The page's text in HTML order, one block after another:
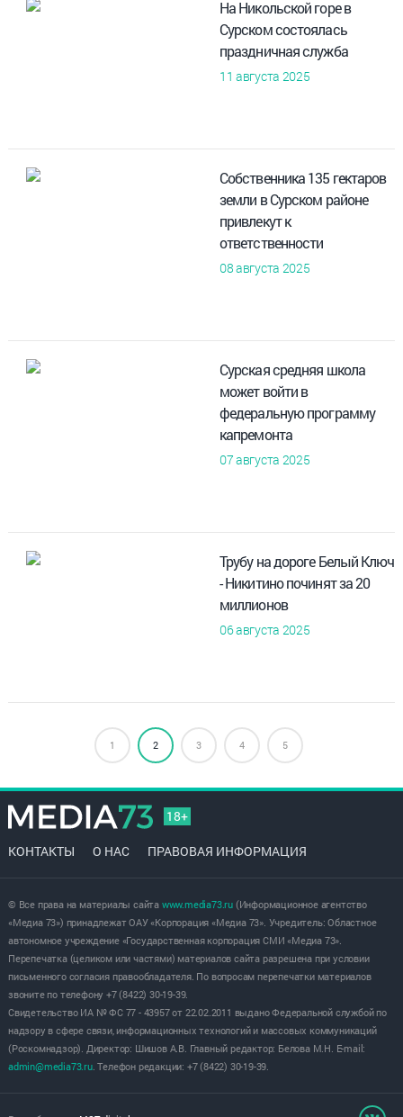
На Никольской горе в
Сурском состоялась
праздничная служба
11 августа 2025
Собственника 135 гектаров
земли в Сурском районе
привлекут к
ответственности
08 августа 2025
Сурская средняя школа
может войти в
федеральную программу
капремонта
07 августа 2025
Трубу на дороге Белый Ключ
- Никитино починят за 20
миллионов
06 августа 2025
1 2 3 4 5
18+
КОНТАКТЫ О НАС ПРАВОВАЯ ИНФОРМАЦИЯ
© Все права на материалы сайта www.media73.ru(Информационное агентство
«Медиа 73») принадлежат ОАУ «Корпорация «Медиа 73». Учредитель: Областное
автономное учреждение «Государственная корпорация СМИ «Медиа 73».
Перепечатка (целиком или частями) материалов сайта разрешена при условии
письменного согласия правообладателя. По вопросам перепечатки материалов
звоните по телефону +7 (8422) 30-19-39.
Свидетельство ИА № ФС 77 - 43957 от 22.02.2011 выдано Федеральной службой по
надзору в сфере связи, информационных технологий и массовых коммуникаций
(Роскомнадзор). Директор: Шишов А.В. Главный редактор: Белова М.Н. E-mail:
admin@media73.ru. Телефон редакции: +7 (8422) 30-19-39.